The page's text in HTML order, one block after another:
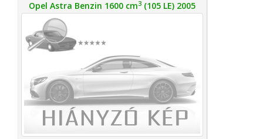
Opel Astra Benzin 1600 cm3 (105 LE) 2005